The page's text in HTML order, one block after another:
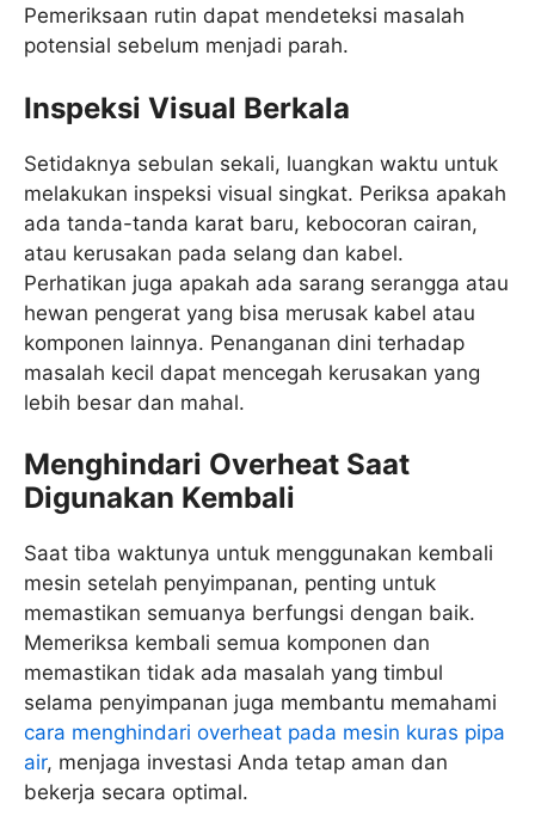
Pemeriksaan rutin dapat mendeteksi masalah
potensial sebelum menjadi parah.
Inspeksi Visual Berkala
Setidaknya sebulan sekali, luangkan waktu untuk
melakukan inspeksi visual singkat. Periksa apakah
ada tanda-tanda karat baru, kebocoran cairan,
atau kerusakan pada selang dan kabel.
Perhatikan juga apakah ada sarang serangga atau
hewan pengerat yang bisa merusak kabel atau
komponen lainnya. Penanganan dini terhadap
masalah kecil dapat mencegah kerusakan yang
lebih besar dan mahal.
Menghindari Overheat Saat
Digunakan Kembali
Saat tiba waktunya untuk menggunakan kembali
mesin setelah penyimpanan, penting untuk
memastikan semuanya berfungsi dengan baik.
Memeriksa kembali semua komponen dan
memastikan tidak ada masalah yang timbul
selama penyimpanan juga membantu memahami
cara menghindari overheat pada mesin kuras pipa
air, menjaga investasi Anda tetap aman dan
bekerja secara optimal.